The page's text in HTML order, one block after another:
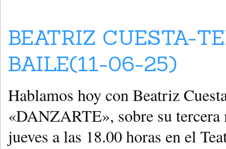
BEATRIZ CUESTA-
BAILE(11-06-25)
Hablamos hoy con Beatriz
«DANZARTE», sobre su tercera
jueves a las 18.00 horas en el